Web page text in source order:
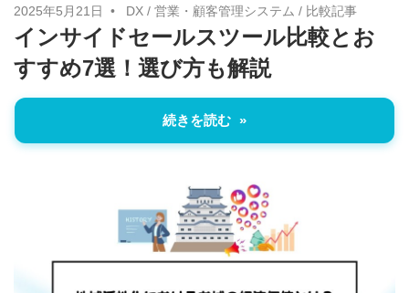
2025年5月21日 DX/ 営業・顧客管理システム / 比較記事
インサイドセールスツール比較とお
すすめ7選！選び方も解説
続きを読む